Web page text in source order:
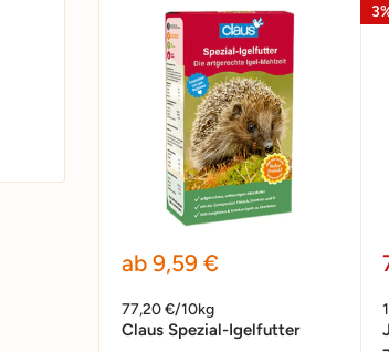
Sonderpreis
ab 9,59 €
77,20 €/10kg
Claus Spezial-Igelfutter